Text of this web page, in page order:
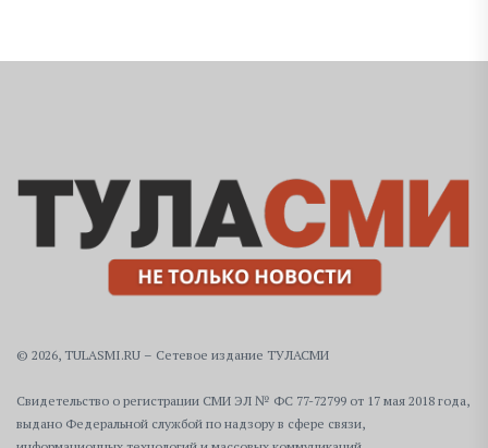
© 2026, TULASMI.RU – Сетевое издание ТУЛАСМИ
Свидетельство о регистрации СМИ ЭЛ № ФС 77-72799 от 17 мая 2018 года,
выдано Федеральной службой по надзору в сфере связи,